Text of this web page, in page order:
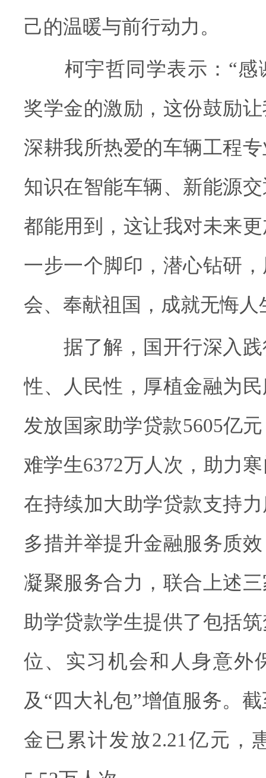
己的温暖与前行动力。
柯宇哲同学表示：“感
奖学金的激励，这份鼓励
深耕我所热爱的车辆工程
知识在智能车辆、新能源
都能用到，这让我对未来
一步一个脚印，潜心钻研
会、奉献祖国，成就无悔人
据了解，国开行深入践
性、人民性，厚植金融为
发放国家助学贷款5605亿
难学生6372万人次，助力
在持续加大助学贷款支持
多措并举提升金融服务质
凝聚服务合力，联合上述
助学贷款学生提供了包括
位、实习机会和人身意外
及“四大礼包”增值服务。
金已累计发放2.21亿元，